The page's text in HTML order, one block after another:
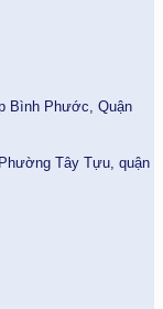
Bình Phước, Quận
Tây Tựu, quận